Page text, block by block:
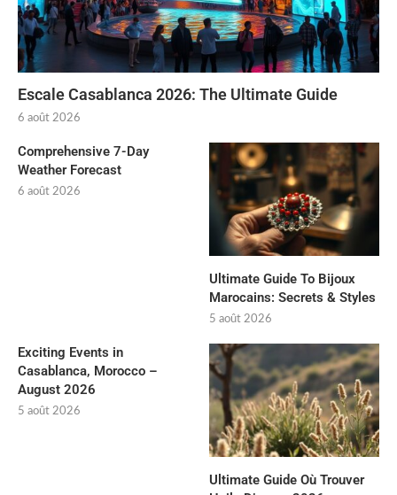
Escale Casablanca 2026: The Ultimate Guide
6 août 2026
Comprehensive 7-Day
Weather Forecast
6 août 2026
Ultimate Guide To Bijoux
Marocains: Secrets & Styles
5 août 2026
Exciting Events in
Casablanca, Morocco –
August 2026
5 août 2026
Ultimate Guide Où Trouver